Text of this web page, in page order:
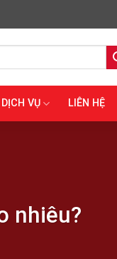
DỊCH VỤ LIÊN HỆ
nhiêu?